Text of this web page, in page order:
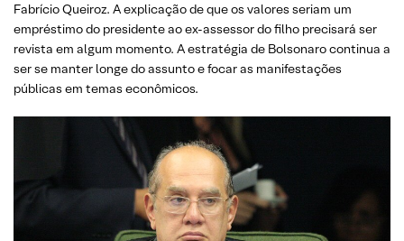
Fabrício Queiroz. A explicação de que os valores seriam um
empréstimo do presidente ao ex-assessor do filho precisará ser
revista em algum momento. A estratégia de Bolsonaro continua a
ser se manter longe do assunto e focar as manifestações
públicas em temas econômicos.